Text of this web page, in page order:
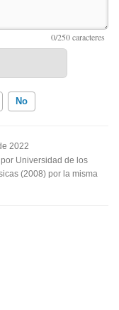
No
me ayudó
2022
Universidad de los
(2008) por la misma